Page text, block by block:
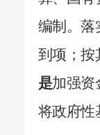
编制。落
到项；按
是加强资
将政府性